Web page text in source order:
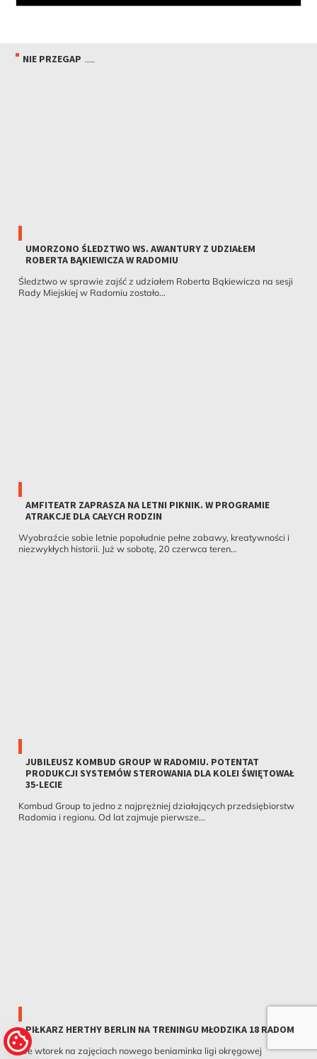
NIE PRZEGAP
UMORZONO ŚLEDZTWO WS. AWANTURY Z UDZIAŁEM
ROBERTA BĄKIEWICZA W RADOMIU
Śledztwo w sprawie zajść z udziałem Roberta Bąkiewicza na sesji
Rady Miejskiej w Radomiu zostało...
AMFITEATR ZAPRASZA NA LETNI PIKNIK. W PROGRAMIE
ATRAKCJE DLA CAŁYCH RODZIN
Wyobraźcie sobie letnie popołudnie pełne zabawy, kreatywności i
niezwykłych historii. Już w sobotę, 20 czerwca teren...
JUBILEUSZ KOMBUD GROUP W RADOMIU. POTENTAT
PRODUKCJI SYSTEMÓW STEROWANIA DLA KOLEI ŚWIĘTOWAŁ
35-LECIE
Kombud Group to jedno z najprężniej działających przedsiębiorstw
Radomia i regionu. Od lat zajmuje pierwsze...
PIŁKARZ HERTHY BERLIN NA TRENINGU MŁODZIKA 18 RADOM
We wtorek na zajęciach nowego beniaminka ligi okręgowej